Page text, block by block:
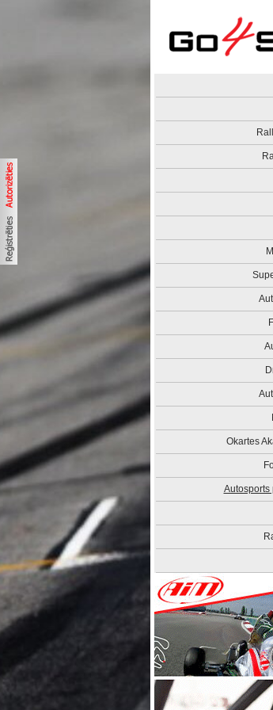
Okartes
Autosports